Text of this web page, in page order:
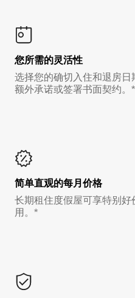
您所需的灵活性
选择您的确切入住和退房
额外承诺或签署书面契约。*
简单直观的每月价格
长期租住度假屋可享特别
用。*